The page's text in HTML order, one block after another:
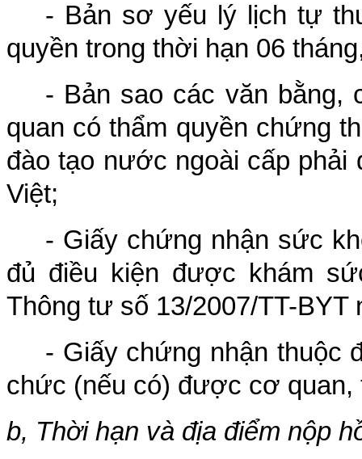
- Bản sơ yếu lý lịch tự
quyền trong thời hạn 06
- Bản sao các văn
quan có thẩm quyền chứng
đào tạo nước ngoài cấp
Việt;
- Giấy chứng nhận sức
đủ điều kiện được khám
Thông tư số 13/2007/TT-BYT
- Giấy chứng nhận thuộc
chức (nếu có) được cơ
b, Thời hạn và địa điểm nộp